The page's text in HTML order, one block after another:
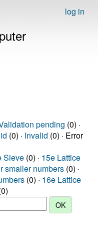
log in
pending (0) ·
(0) · Invalid (0) · Error
Sieve (0) · 15e Lattice
smaller numbers (0) ·
(0) · 16e Lattice